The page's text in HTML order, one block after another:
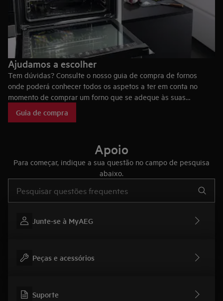
Ajudamos a escolher
Tem dúvidas? Consulte o nosso guia de compra de fornos
onde poderá conhecer todos os aspetos a ter em conta no
momento de comprar um forno que se adeque às suas
fazem deles eletrodomésticos únicos no mercado.
Guia de compra
Apoio
Para começar, indique a sua questão no campo de pesquisa
abaixo.
Junte-se à MyAEG
Peças e acessórios
Suporte